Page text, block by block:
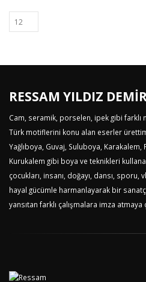
RESSAM YILDIZ
Cam, seramik, porselen, ipek gibi farklı
Türk motiflerini konu alan eserler
Yağlıboya, Guvaj, Suluboya, Karakalem,
Kurukalem gibi boya ve teknikleri
çocukları, insanı, doğayı, dansı, sporu,
hayal gücümle harmanlayarak bir
yansıtan farklı çalışmalara imza atmaya